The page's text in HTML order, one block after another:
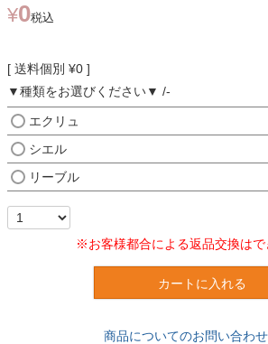
¥0税込
送料個別 ¥0
▼種類をお選びください▼
-
エクリュ
シエル
リーブル
※お客様都合による返品交換はで
カートに入れる
商品についてのお問い合わせ